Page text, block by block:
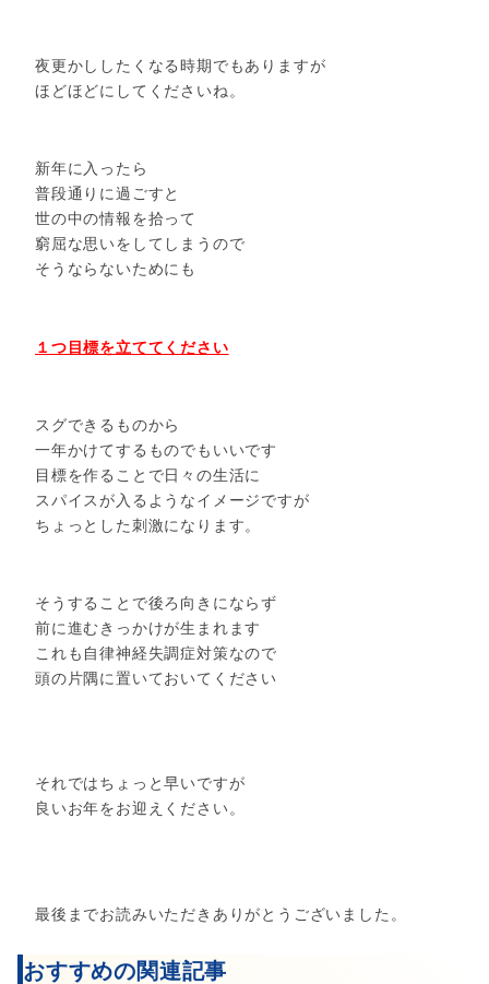
夜更かししたくなる時期でもありますが
ほどほどにしてくださいね。
新年に入ったら
普段通りに過ごすと
世の中の情報を拾って
窮屈な思いをしてしまうので
そうならないためにも
１つ目標を立ててください
スグできるものから
一年かけてするものでもいいです
目標を作ることで日々の生活に
スパイスが入るようなイメージですが
ちょっとした刺激になります。
そうすることで後ろ向きにならず
前に進むきっかけが生まれます
これも自律神経失調症対策なので
頭の片隅に置いておいてください
それではちょっと早いですが
良いお年をお迎えください。
最後までお読みいただきありがとうございました。
おすすめの関連記事